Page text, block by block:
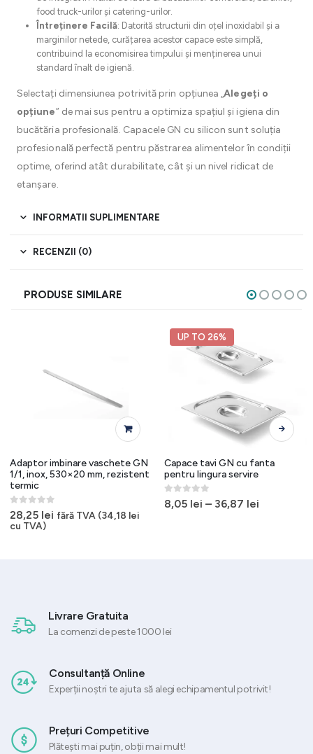
food truck-urilor și catering-urilor.
Întreținere Facilă: Datorită structurii din oțel inoxidabil și a
marginilor netede, curățarea acestor capace este simplă,
contribuind la economisirea timpului și menținerea unui
standard înalt de igienă.
Selectați dimensiunea potrivită prin opțiunea „Alegeți o
opțiune” de mai sus pentru a optimiza spațiul și igiena din
bucătăria profesională. Capacele GN cu silicon sunt soluția
profesională perfectă pentru păstrarea alimentelor în condiții
optime, oferind atât durabilitate, cât și un nivel ridicat de
etanșare.
INFORMATII SUPLIMENTARE
RECENZII (0)
PRODUSE SIMILARE
Adaptor imbinare vaschete GN
1/1, inox, 530×20 mm, rezistent
termic
0out of 5
28,25 lei fără TVA (34,18 lei
cu TVA)
UP TO 26%
Acest produs are mai multe variații. Opțiunile pot fi alese în pagina produsului.
Capace tavi GN cu fanta
pentru lingura servire
0out of 5
8,05 lei – 36,87 lei
Livrare Gratuita
La comenzi de peste 1000 lei
Consultanță Online
Experții noștri te ajuta să alegi echipamentul potrivit!
Prețuri Competitive
Plătești mai puțin, obții mai mult!